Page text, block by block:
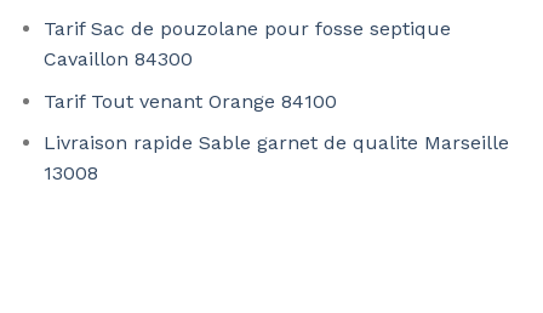
Tarif Sac de pouzolane pour fosse septique
Cavaillon 84300
Tarif Tout venant Orange 84100
Livraison rapide Sable garnet de qualite Marseille
13008